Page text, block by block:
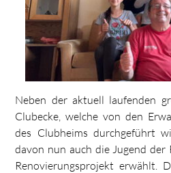
Neben der aktuell laufenden
Clubecke, welche von den
des Clubheims durchgeführt
davon nun auch die Jugend der
Renovierungsprojekt erwählt.